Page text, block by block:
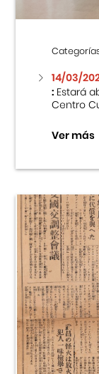
14/03/
:Estará
Centro
Ver más